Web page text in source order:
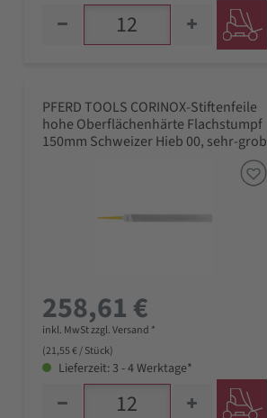
PFERD TOOLS CORINOX-Stiftenfeile
hohe Oberflächenhärte Flachstumpf
150mm Schweizer Hieb 00, sehr-grob
258,61 €
inkl. MwSt zzgl. Versand *
(21,55 € / Stück)
Lieferzeit: 3 - 4 Werktage*